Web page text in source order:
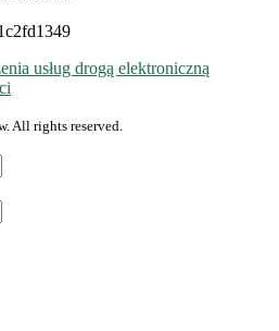
usług drogą elektroniczną
All rights reserved.